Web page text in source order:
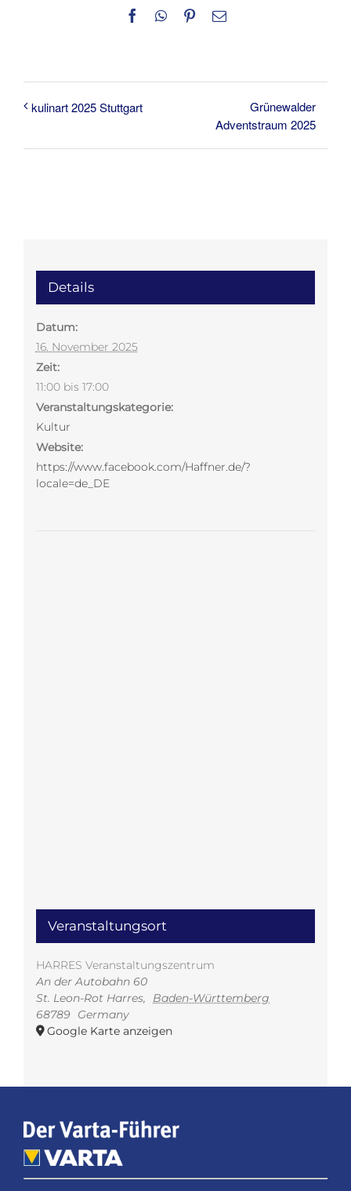
Facebook
WhatsApp
Pinterest
E-
kulinart 2025 Stuttgart
Grünewalder
Adventstraum 2025
Details
Datum:
16. November 2025
Zeit:
11:00 bis 17:00
Veranstaltungskategorie:
Kultur
Website:
https://www.facebook.com/Haffner.de/?
locale=de_DE
Veranstaltungsort
HARRES Veranstaltungszentrum
An der Autobahn 60
St. Leon-Rot Harres,
Baden-Württemberg
68789
Germany
Google Karte anzeigen